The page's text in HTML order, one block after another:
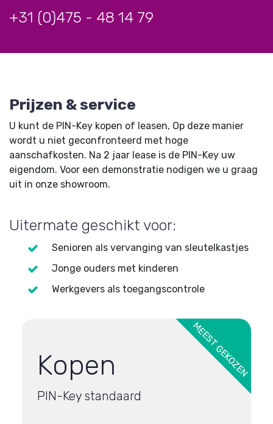
+31 (0)475 - 48 14 79
Prijzen & service
U kunt de PIN-Key kopen of leasen, Op deze manier
wordt u niet geconfronteerd met hoge
aanschafkosten. Na 2 jaar lease is de PIN-Key uw
eigendom. Voor een demonstratie nodigen we u graag
uit in onze showroom.
Uitermate geschikt voor:
Senioren als vervanging van sleutelkastjes
Jonge ouders met kinderen
Werkgevers als toegangscontrole
MEEST GEKOZEN
Kopen
PIN-Key standaard